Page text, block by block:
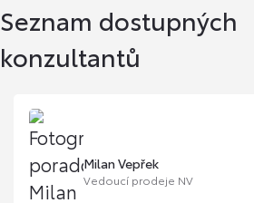
Seznam dostupných
konzultantů
Milan Vepřek
Vedoucí prodeje NV